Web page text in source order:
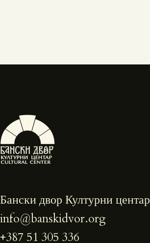
Бански двор Културни центар
info@banskidvor.org
+387 51 305 336